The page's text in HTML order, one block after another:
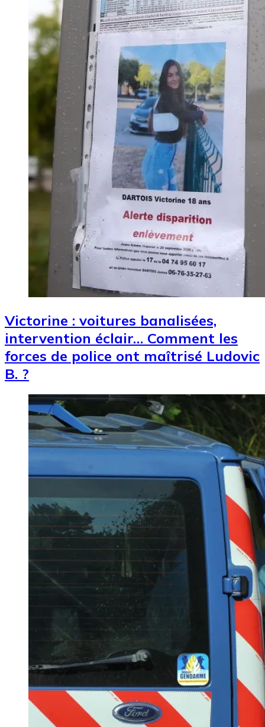
Victorine : voitures banalisées,
intervention éclair… Comment les
forces de police ont maîtrisé Ludovic
B. ?
Image